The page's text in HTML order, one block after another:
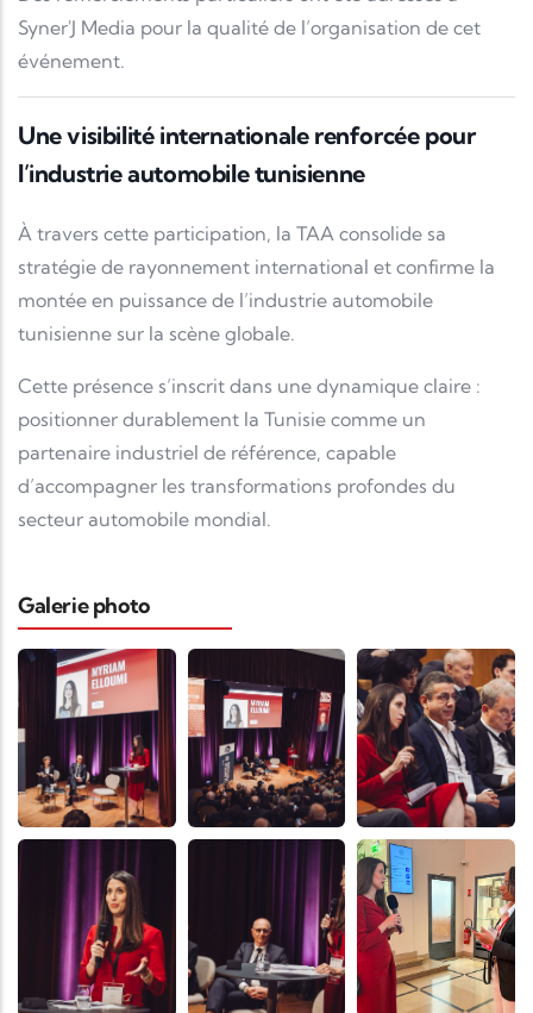
Syner'J Media pour la qualité de l’organisation de cet
événement.
Une visibilité internationale renforcée pour
l’industrie automobile tunisienne
À travers cette participation, la TAA consolide sa
stratégie de rayonnement international et confirme la
montée en puissance de l’industrie automobile
tunisienne sur la scène globale.
Cette présence s’inscrit dans une dynamique claire :
positionner durablement la Tunisie comme un
partenaire industriel de référence, capable
d’accompagner les transformations profondes du
secteur automobile mondial.
Galerie photo